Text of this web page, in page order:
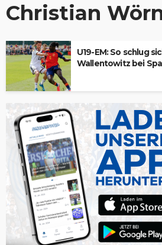
Christian
U19-EM: So schlug
Wallentowitz bei